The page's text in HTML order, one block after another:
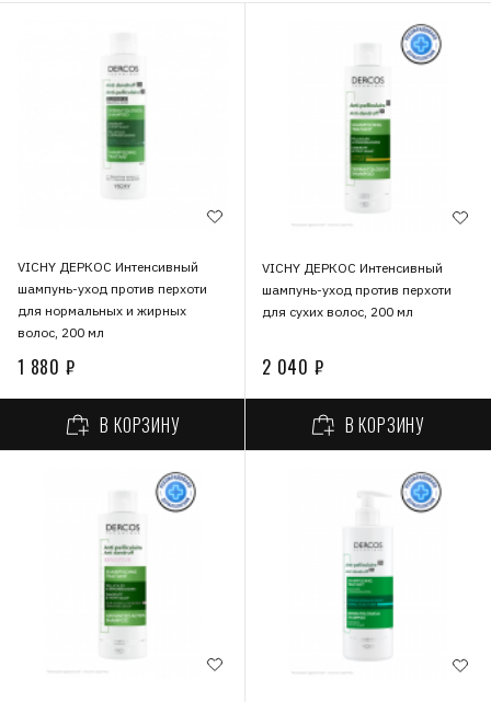
VICHY ДЕРКОС Интенсивный
шампунь-уход против перхоти
для нормальных и жирных
волос, 200 мл
1 880 ₽
В КОРЗИНУ
VICHY ДЕРКОС Интенсивный
шампунь-уход против перхоти
для сухих волос, 200 мл
2 040 ₽
В КОРЗИНУ